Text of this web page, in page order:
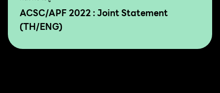
ACSC/APF 2022 : Joint Statement
(TH/ENG)